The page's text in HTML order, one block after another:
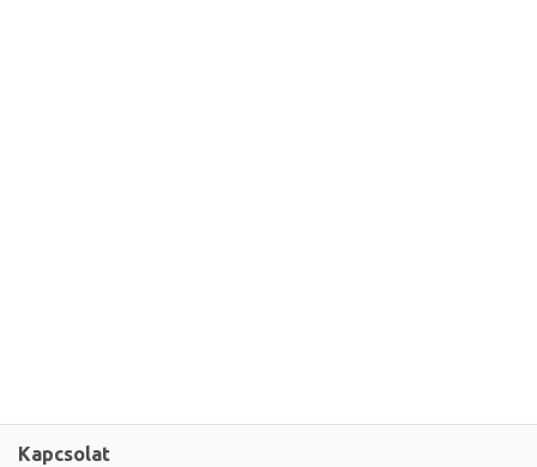
Kapcsolat